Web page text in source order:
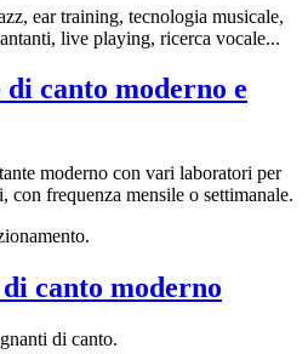
ear training, tecnologia musicale,
live playing, ricerca vocale...
canto moderno e
moderno con vari laboratori per
frequenza mensile o settimanale.
canto moderno
di canto.